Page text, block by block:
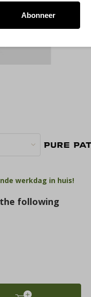
werkdag in huis!
following
Abonneer